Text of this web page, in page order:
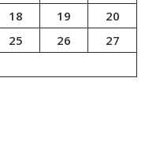
18 19
20
25 26
27